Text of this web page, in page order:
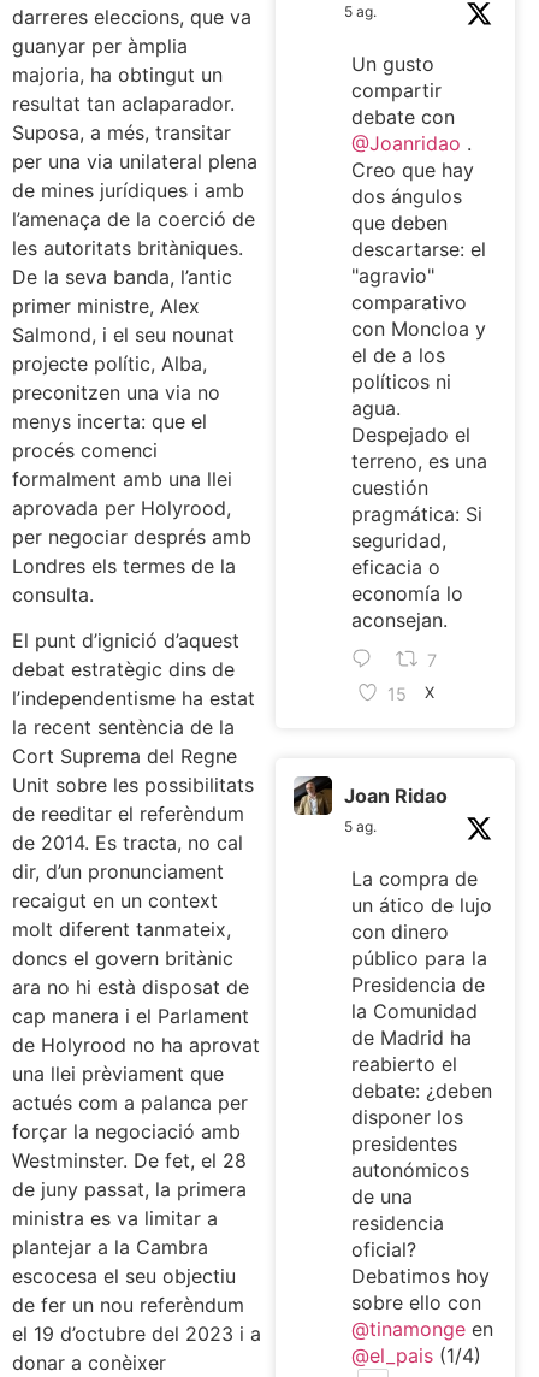
darreres eleccions, que va
guanyar per àmplia
majoria, ha obtingut un
resultat tan aclaparador.
Suposa, a més, transitar
per una via unilateral plena
de mines jurídiques i amb
l’amenaça de la coerció de
les autoritats britàniques.
De la seva banda, l’antic
primer ministre, Alex
Salmond, i el seu nounat
projecte polític, Alba,
preconitzen una via no
menys incerta: que el
procés comenci
formalment amb una llei
aprovada per Holyrood,
per negociar després amb
Londres els termes de la
consulta.
El punt d’ignició d’aquest
debat estratègic dins de
l’independentisme ha estat
la recent sentència de la
Cort Suprema del Regne
Unit sobre les possibilitats
de reeditar el referèndum
de 2014. Es tracta, no cal
dir, d’un pronunciament
recaigut en un context
molt diferent tanmateix,
doncs el govern britànic
ara no hi està disposat de
cap manera i el Parlament
de Holyrood no ha aprovat
una llei prèviament que
actués com a palanca per
forçar la negociació amb
Westminster. De fet, el 28
de juny passat, la primera
ministra es va limitar a
plantejar a la Cambra
escocesa el seu objectiu
de fer un nou referèndum
el 19 d’octubre del 2023 i a
donar a conèixer
5 ag.
Un gusto
compartir
debate con
@Joanridao .
Creo que hay
dos ángulos
que deben
descartarse: el
"agravio"
comparativo
con Moncloa y
el de a los
políticos ni
agua.
Despejado el
terreno, es una
cuestión
pragmática: Si
seguridad,
eficacia o
economía lo
aconsejan.
7
15
X
Joan Ridao
5 ag.
La compra de
un ático de lujo
con dinero
público para la
Presidencia de
la Comunidad
de Madrid ha
reabierto el
debate: ¿deben
disponer los
presidentes
autonómicos
de una
residencia
oficial?
Debatimos hoy
sobre ello con
@tinamongeen
@el_pais(1/4)